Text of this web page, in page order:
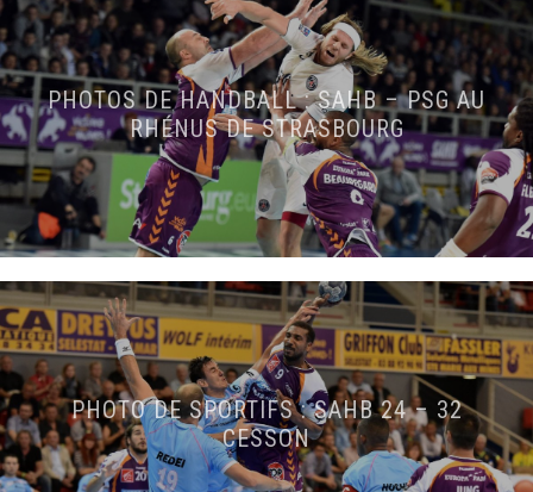
PHOTOS DE HANDBALL : SAHB – PSG AU
RHÉNUS DE STRASBOURG
PHOTO DE SPORTIFS : SAHB 24 – 32
CESSON